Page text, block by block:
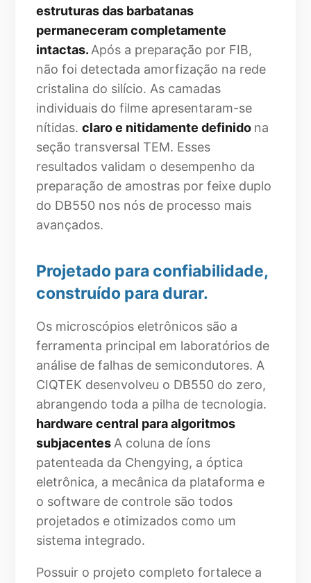
estruturas das barbatanas
permaneceram completamente
intactas. Após a preparação por FIB,
não foi detectada amorfização na rede
cristalina do silício. As camadas
individuais do filme apresentaram-se
nítidas.claro e nitidamente definido na
seção transversal TEM. Esses
resultados validam o desempenho da
preparação de amostras por feixe duplo
do DB550 nos nós de processo mais
avançados.
Projetado para confiabilidade,
construído para durar.
Os microscópios eletrônicos são a
ferramenta principal em laboratórios de
análise de falhas de semicondutores. A
CIQTEK desenvolveu o DB550 do zero,
abrangendo toda a pilha de tecnologia.
hardware central para algoritmos
subjacentes A coluna de íons
patenteada da Chengying, a óptica
eletrônica, a mecânica da plataforma e
o software de controle são todos
projetados e otimizados como um
sistema integrado.
Possuir o projeto completo fortalece a